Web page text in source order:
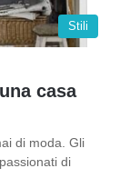
Stili
casa
di moda. Gli
di